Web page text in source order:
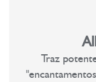
Traz